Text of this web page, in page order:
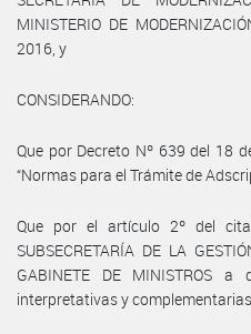
MINISTERIO DE
2016, y
CONSIDERANDO:
Que por Decreto Nº 639 del 18
“Normas para el Trámite de
Que por el artículo 2º del
SUBSECRETARÍA DE LA
GABINETE DE MINISTROS
interpretativas y